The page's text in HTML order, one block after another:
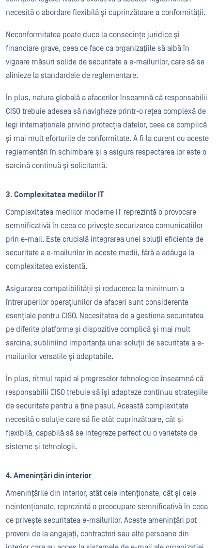
necesită o abordare flexibilă și cuprinzătoare a conformității.
Neconformitatea poate duce la consecințe juridice și
financiare grave, ceea ce face ca organizațiile să aibă în
vigoare măsuri solide de securitate a e-mailurilor, care să se
alinieze la standardele de reglementare.
În plus, natura globală a afacerilor înseamnă că responsabilii
CISO trebuie adesea să navigheze printr-o rețea complexă de
legi internaționale privind protecția datelor, ceea ce complică
și mai mult eforturile de conformitate. A fi la curent cu aceste
reglementări în schimbare și a asigura respectarea lor este o
sarcină continuă și solicitantă.
3. Complexitatea mediilor IT
Complexitatea mediilor moderne IT reprezintă o provocare
semnificativă în ceea ce privește securizarea comunicațiilor
prin e-mail. Este crucială integrarea unei soluții eficiente de
securitate a e-mailurilor în aceste medii, fără a adăuga la
complexitatea existentă.
Asigurarea compatibilității și reducerea la minimum a
întreruperilor operațiunilor de afaceri sunt considerente
esențiale pentru CISO. Necesitatea de a gestiona securitatea
pe diferite platforme și dispozitive complică și mai mult
sarcina, subliniind importanța unei soluții de securitate a e-
mailurilor versatile și adaptabile.
În plus, ritmul rapid al progreselor tehnologice înseamnă că
responsabilii CISO trebuie să își adapteze continuu strategiile
de securitate pentru a ține pasul. Această complexitate
necesită o soluție care să fie atât cuprinzătoare, cât și
flexibilă, capabilă să se integreze perfect cu o varietate de
sisteme și tehnologii.
4. Amenințări din interior
Amenințările din interior, atât cele intenționate, cât și cele
neintenționate, reprezintă o preocupare semnificativă în ceea
ce privește securitatea e-mailurilor. Aceste amenințări pot
proveni de la angajați, contractori sau alte persoane din